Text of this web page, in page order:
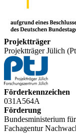
Projektträger
Projektträger Jülich
Förderkennzeichen
031A564A
Förderung
Bundesministerium
Fachagentur